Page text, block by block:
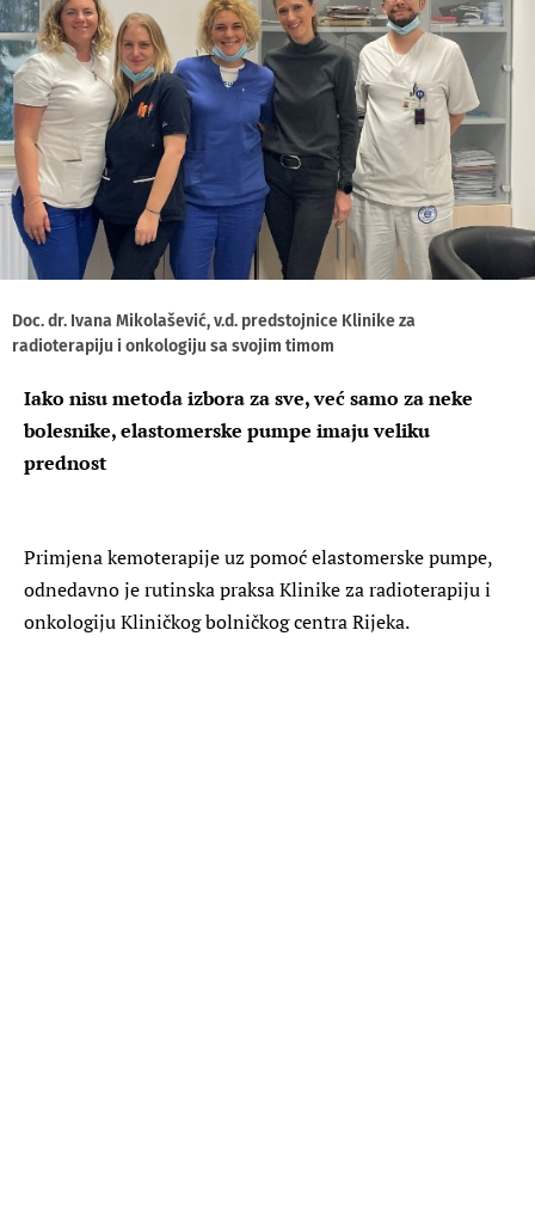
Doc. dr. Ivana Mikolašević, v.d. predstojnice Klinike za
radioterapiju i onkologiju sa svojim timom
Iako nisu metoda izbora za sve, već samo za neke
bolesnike, elastomerske pumpe imaju veliku
prednost
Primjena kemoterapije uz pomoć elastomerske pumpe,
odnedavno je rutinska praksa Klinike za radioterapiju i
onkologiju Kliničkog bolničkog centra Rijeka.